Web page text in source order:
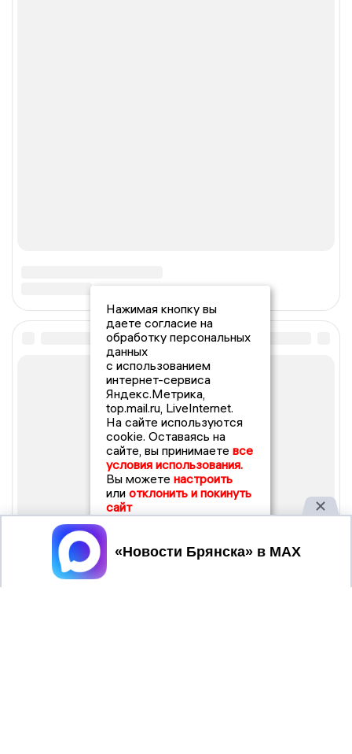
Нажимая кнопку вы
даете согласие на
обработку персональных
данных
с использованием
интернет-сервиса
Яндекс.Метрика,
top.mail.ru, LiveInternet.
На сайте используются
cookie. Оставаясь на
сайте, вы принимаете все
условия использования.
Вы можете настроить
или отклонить и покинуть
сайт
Принять